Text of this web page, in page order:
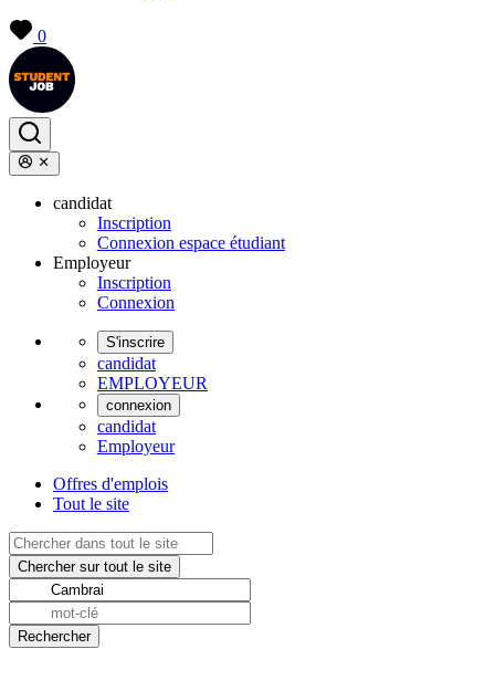
0
candidat
Inscription
Connexion espace étudiant
Employeur
Inscription
Connexion
S'inscrire
candidat
EMPLOYEUR
connexion
candidat
Employeur
Offres d'emplois
Tout le site